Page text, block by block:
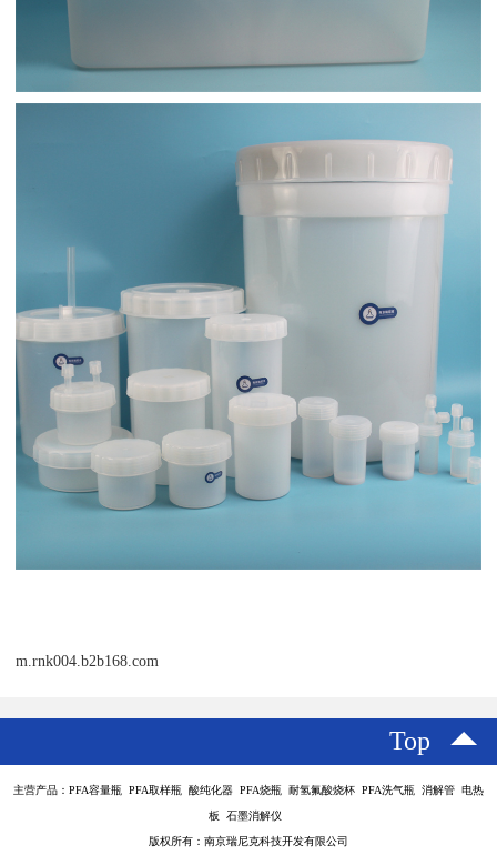
m.rnk004.b2b168.com
Top
主营产品：PFA容量瓶 PFA取样瓶 酸纯化器 PFA烧瓶 耐氢氟酸烧杯 PFA洗气瓶 消解管 电热
板 石墨消解仪
版权所有：南京瑞尼克科技开发有限公司